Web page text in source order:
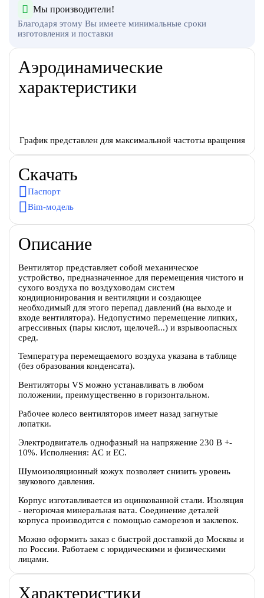
Мы производители!
Благодаря этому Вы имеете минимальные сроки
изготовления и поставки
Аэродинамические
характеристики
График представлен для максимальной частоты вращения
Скачать
Паспорт
Bim-модель
Описание
Вентилятор представляет собой механическое
устройство, предназначенное для перемещения чистого и
сухого воздуха по воздуховодам систем
кондиционирования и вентиляции и создающее
необходимый для этого перепад давлений (на выходе и
входе вентилятора). Недопустимо перемещение липких,
агрессивных (пары кислот, щелочей...) и взрывоопасных
сред.
Температура перемещаемого воздуха указана в таблице
(без образования конденсата).
Вентиляторы VS можно устанавливать в любом
положении, преимущественно в горизонтальном.
Рабочее колесо вентиляторов имеет назад загнутые
лопатки.
Электродвигатель однофазный на напряжение 230 В +-
10%. Исполнения: AC и EC.
Шумоизоляционный кожух позволяет снизить уровень
звукового давления.
Корпус изготавливается из оцинкованной стали. Изоляция
- негорючая минеральная вата. Соединение деталей
корпуса производится с помощью саморезов и заклепок.
Можно оформить заказ с быстрой доставкой до Москвы и
по России. Работаем с юридическими и физическими
лицами.
Характеристики